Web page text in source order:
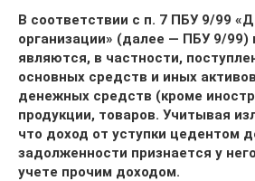
В соответствии с п. 7 ПБУ 9/99
организации» (далее — ПБУ 9/
являются, в частности,
основных средств и иных
денежных средств (кроме
продукции, товаров. Учитывая
что доход от уступки цедентом
задолженности признается у
учете прочим доходом.